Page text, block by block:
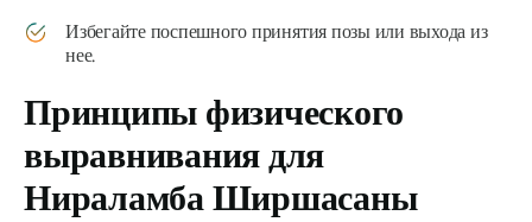
Избегайте поспешного принятия позы или выхода из
нее.
Принципы физического
выравнивания для
Нираламба Ширшасаны